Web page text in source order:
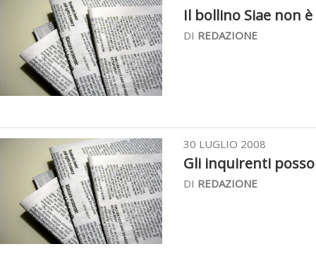
Il bollino Siae non
DI REDAZIONE
30 LUGLIO 2008
Gli inquirenti
DI REDAZIONE